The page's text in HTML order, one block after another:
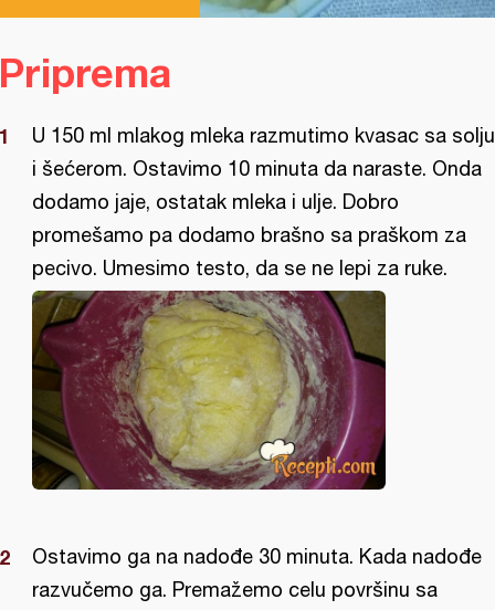
Priprema
U 150 ml mlakog mleka razmutimo kvasac sa solju
i šećerom. Ostavimo 10 minuta da naraste. Onda
dodamo jaje, ostatak mleka i ulje. Dobro
promešamo pa dodamo brašno sa praškom za
pecivo. Umesimo testo, da se ne lepi za ruke.
Ostavimo ga na nadođe 30 minuta. Kada nadođe
razvučemo ga. Premažemo celu površinu sa